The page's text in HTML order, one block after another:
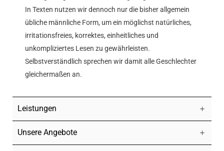
In Texten nutzen wir dennoch nur die bisher allgemein
übliche männliche Form, um ein möglichst natürliches,
irritationsfreies, korrektes, einheitliches und
unkompliziertes Lesen zu gewährleisten.
Selbstverständlich sprechen wir damit alle Geschlechter
gleichermaßen an.
Leistungen
Unsere Angebote